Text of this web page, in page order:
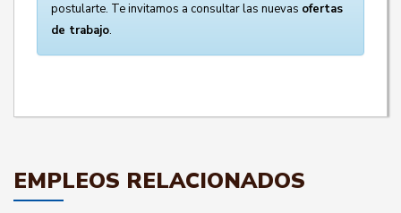
postularte. Te invitamos a consultar las nuevas ofertas
de trabajo.
EMPLEOS RELACIONADOS